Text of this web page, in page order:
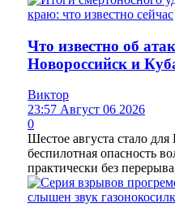
Что известно об
Новороссийск и
Виктор
23:57 Август 06 2026
0
Шестое августа стало
беспилотная опасность
практически без